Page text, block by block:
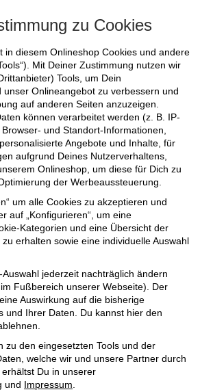
zu Cookies
in diesem Onlineshop Cookies und andere
Mit Deiner Zustimmung nutzen wir
Tools, um Dein
unser Onlineangebot zu verbessern und
auf anderen Seiten anzuzeigen.
können verarbeitet werden (z. B. IP-
und Standort-Informationen,
Angebote und Inhalte, für
aufgrund Deines Nutzerverhaltens,
Onlineshop, um diese für Dich zu
der Werbeaussteuerung.
um alle Cookies zu akzeptieren und
auf „Konfigurieren“, um eine
Kategorien und eine Übersicht der
erhalten sowie eine individuelle Auswahl
jederzeit nachträglich ändern
Fußbereich unserer Webseite). Der
Auswirkung auf die bisherige
und Ihrer Daten. Du kannst hier den
zu den eingesetzten Tools und der
welche wir und unsere Partner durch
Du in unserer
und Impressum.